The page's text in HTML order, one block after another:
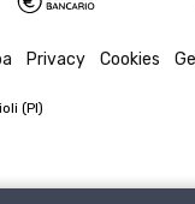
Privacy Cookies
(PI)